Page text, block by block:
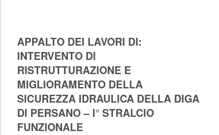
APPALTO DEI LAVORI DI:
INTERVENTO DI
RISTRUTTURAZIONE E
MIGLIORAMENTO DELLA
SICUREZZA IDRAULICA DELLA DIGA
DI PERSANO – I° STRALCIO
FUNZIONALE